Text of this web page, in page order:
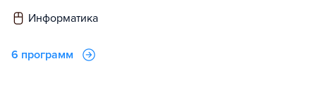
информатика
6 программ